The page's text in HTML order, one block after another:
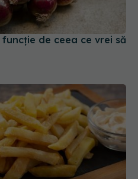
de ceea ce vrei să